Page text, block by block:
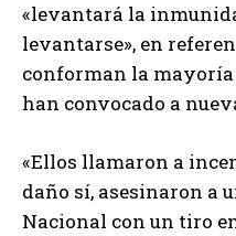
«levantará la
levantarse», en
conforman la
han convocado a
«Ellos llamaron a
daño sí, asesinaron a
Nacional con un tiro